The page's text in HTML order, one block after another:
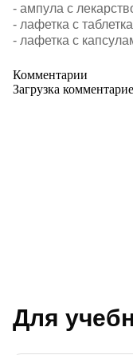
- ампула с
- лафетка с
- лафетка с
Комментарии
Загрузка
Для